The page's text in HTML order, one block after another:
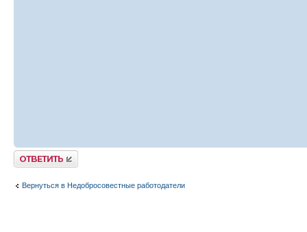
Ответить
Вернуться в Недобросовестные работодатели